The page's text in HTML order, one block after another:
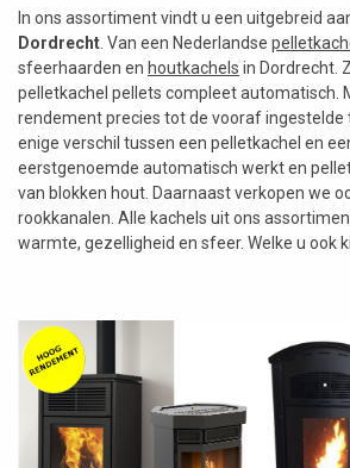
In ons assortiment vindt u een uitgebreid
Dordrecht . Van een Nederlandse
sfeerhaarden en houtkachels in Dordrecht.
pelletkachel pellets compleet automatisch.
rendement precies tot de vooraf ingestelde
enige verschil tussen een pelletkachel en
eerstgenoemde automatisch werkt en
van blokken hout. Daarnaast verkopen we
rookkanalen. Alle kachels uit ons
warmte, gezelligheid en sfeer. Welke u ook